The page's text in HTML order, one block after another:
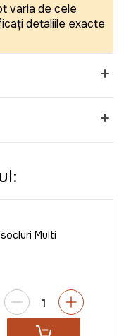
varia de cele
detaliile exacte
Multi